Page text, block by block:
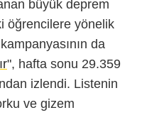
büyük deprem
öğrencilere yönelik
da
", hafta sonu 29.359
izlendi. Listenin
ve gizem